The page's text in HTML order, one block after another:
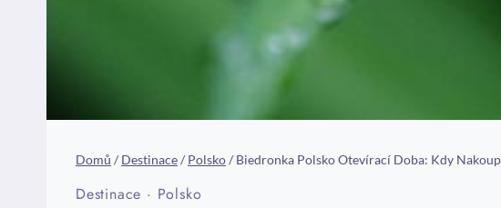
Domů / Destinace/ Polsko/ Biedronka Polsko Otevírací Doba: Kdy
Destinace · Polsko